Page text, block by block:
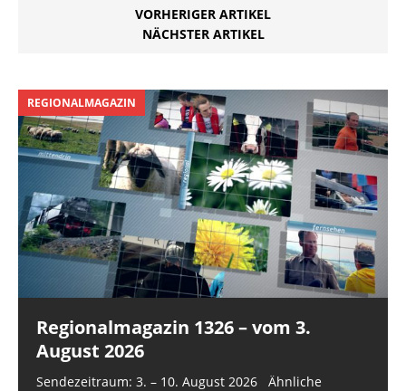
VORHERIGER ARTIKEL
NÄCHSTER ARTIKEL
REGIONALMAGAZIN
Regionalmagazin 1326 – vom 3.
August 2026
Sendezeitraum: 3. – 10. August 2026 Ähnliche